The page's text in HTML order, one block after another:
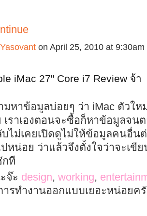
on April 25, 2010 at
iMac 27" Core i7 Review จ้า
หาข้อมูลบ่อยๆ ว่า iMac ตัวให
เราเองตอนจะซื้อก็หาข้อมูลจน
ไม่เคยเปิดดูไม่ให้ข้อมูลคนอื่น
หน่อย ว่าแล้วจึงตั้งใจว่าจะเขีย
กที
จ๊ะ design, working,
ารทำงานออกแบบเยอะหน่อยค